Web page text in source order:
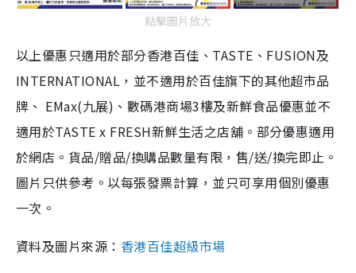
點擊圖片放大
以上優惠只適用於部分香港百佳、TASTE、FUSION及
INTERNATIONAL，並不適用於百佳旗下的其他超市品
牌、 EMax(九展)、數碼港商場3樓及新鮮食品優惠並不
適用於TASTE x FRESH新鮮生活之店舖。部分優惠適用
於網店。貨品/贈品/換購品數量有限，售/送/換完即止。
圖片只供參考。以每張發票計算，並只可享用個別優惠
一次。
資料及圖片來源： 香港百佳超級市場